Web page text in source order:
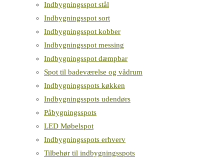
Indbygningsspot stål
Indbygningsspot sort
Indbygningsspot kobber
Indbygningsspot messing
Indbygningsspot dæmpbar
Spot til badeværelse og vådrum
Indbygningsspots køkken
Indbygningsspots udendørs
Påbygningsspots
LED Møbelspot
Indbygningsspots erhverv
Tilbehør til indbygningsspots